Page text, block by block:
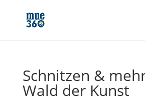
Schnitzen &
Wald der Kunst